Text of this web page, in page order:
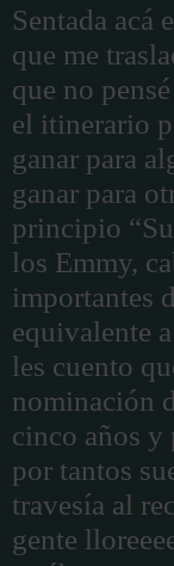
Sentada acá
que me
que no
el itinerario
ganar para
ganar para
principio
los Emmy,
importantes
equivalente
les cuento
nominación
cinco años y
por tantos
travesía al
gente